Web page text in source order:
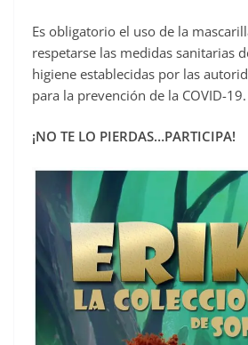
Es obligatorio el uso de la
respetarse las medidas sanitarias
higiene establecidas por las
para la prevención de la COVID-19.
¡NO TE LO PIERDAS…PARTICIPA!